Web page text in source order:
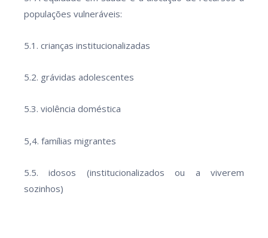
populações vulneráveis:
5.1. crianças institucionalizadas
5.2. grávidas adolescentes
5.3. violência doméstica
5,4. famílias migrantes
5.5. idosos (institucionalizados ou a viverem
sozinhos)